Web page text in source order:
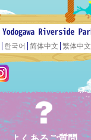
한국어 简体中文 繁体中文